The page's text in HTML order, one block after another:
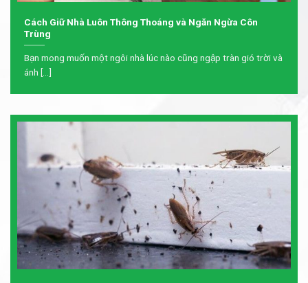
Cách Giữ Nhà Luôn Thông Thoáng và Ngăn Ngừa Côn
Trùng
Bạn mong muốn một ngôi nhà lúc nào cũng ngập tràn gió trời và
ánh [...]